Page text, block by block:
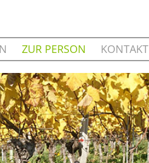
ZUR PERSON KONTAKT